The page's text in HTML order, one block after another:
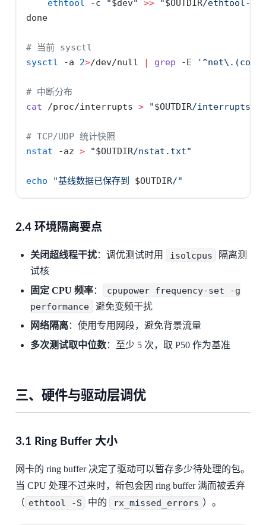
ethtool
-c "$dev" >> "$OUTDIR/ethtool-
done
# 当前 sysctl
sysctl
-a 2>/dev/null | grep -E
# 中断分布
cat /proc/interrupts > "$OUTDIR/
# TCP/UDP 统计快照
nstat
-az > "$OUTDIR/nstat.txt"
echo "基线数据已保存到 $OUTDIR/"
2.4 环境隔离要点
关闭超线程干扰：调优测试时用 isolcpus
隔离测
试核
固定 CPU 频率：
cpupower frequency-set -g
performance
避免变频干扰
网络隔离：使用专用网段，避免背景流量
多次测试取中位数：至少 5 次，取 P50 作为基准
三、硬件与驱动层调优
3.1 Ring Buffer 大小
网卡的 ring buffer 决定了驱动可以暂存多少待处理的包。
当 CPU 处理不过来时，新包会因 ring buffer 满而被丢弃
（ ethtool -S 中的 rx_missed_errors ）。